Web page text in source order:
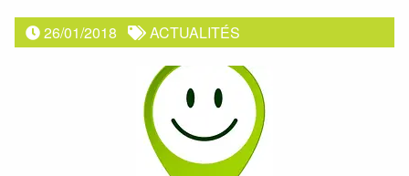
26/01/2018 ACTUALITÉS